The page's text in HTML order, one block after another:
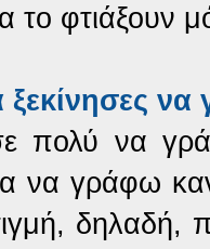
το φτιάξουν
ξεκίνησες να
πολύ να
να γράφω
δηλαδή,